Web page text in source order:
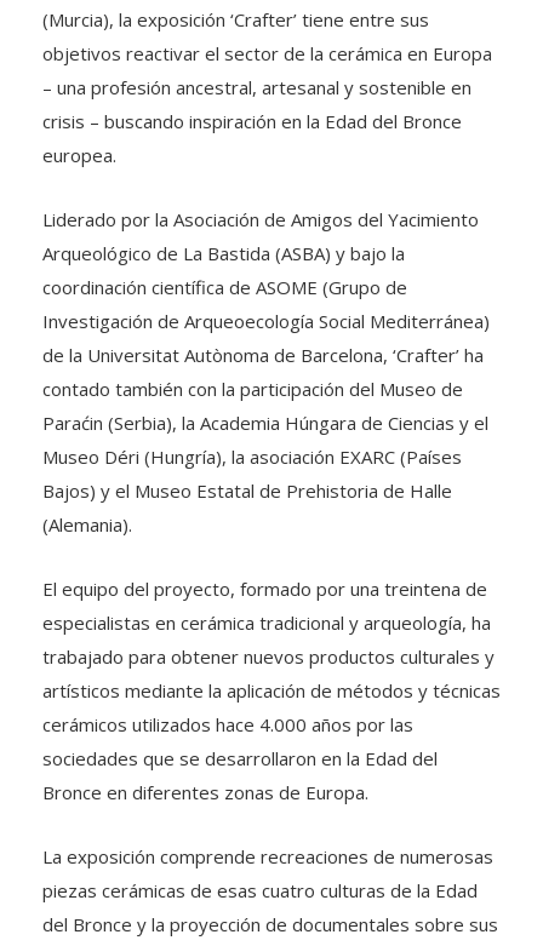
(Murcia), la exposición ‘Crafter’ tiene entre sus
objetivos reactivar el sector de la cerámica en Europa
– una profesión ancestral, artesanal y sostenible en
crisis – buscando inspiración en la Edad del Bronce
europea.
Liderado por la Asociación de Amigos del Yacimiento
Arqueológico de La Bastida (ASBA) y bajo la
coordinación científica de ASOME (Grupo de
Investigación de Arqueoecología Social Mediterránea)
de la Universitat Autònoma de Barcelona, ‘Crafter’ ha
contado también con la participación del Museo de
Paraćin (Serbia), la Academia Húngara de Ciencias y el
Museo Déri (Hungría), la asociación EXARC (Países
Bajos) y el Museo Estatal de Prehistoria de Halle
(Alemania).
El equipo del proyecto, formado por una treintena de
especialistas en cerámica tradicional y arqueología, ha
trabajado para obtener nuevos productos culturales y
artísticos mediante la aplicación de métodos y técnicas
cerámicos utilizados hace 4.000 años por las
sociedades que se desarrollaron en la Edad del
Bronce en diferentes zonas de Europa.
La exposición comprende recreaciones de numerosas
piezas cerámicas de esas cuatro culturas de la Edad
del Bronce y la proyección de documentales sobre sus